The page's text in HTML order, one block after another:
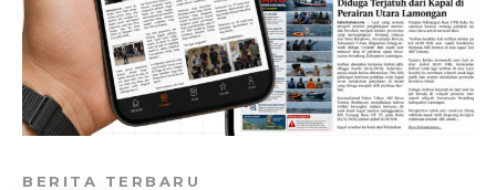
BERITA TERBARU